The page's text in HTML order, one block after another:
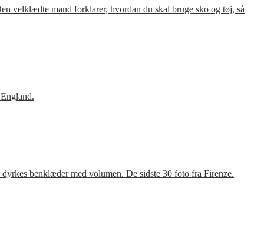
velklædte mand forklarer, hvordan du skal bruge sko og tøj, så
benklæder med volumen. De sidste 30 foto fra Firenze.